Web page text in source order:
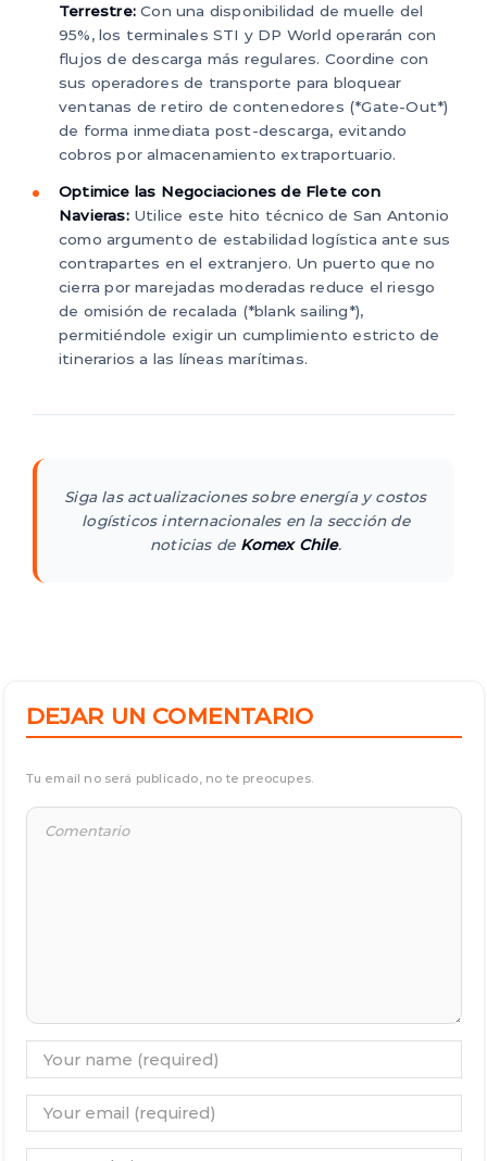
Terrestre: Con una disponibilidad de muelle del
95%, los terminales STI y DP World operarán con
flujos de descarga más regulares. Coordine con
sus operadores de transporte para bloquear
ventanas de retiro de contenedores (*Gate-Out*)
de forma inmediata post-descarga, evitando
cobros por almacenamiento extraportuario.
Optimice las Negociaciones de Flete con
Navieras:Utilice este hito técnico de San Antonio
como argumento de estabilidad logística ante sus
contrapartes en el extranjero. Un puerto que no
cierra por marejadas moderadas reduce el riesgo
de omisión de recalada (*blank sailing*),
permitiéndole exigir un cumplimiento estricto de
itinerarios a las líneas marítimas.
Siga las actualizaciones sobre energía y costos
logísticos internacionales en la sección de
noticias de Komex Chile.
DEJAR UN COMENTARIO
Tu email no será publicado, no te preocupes.